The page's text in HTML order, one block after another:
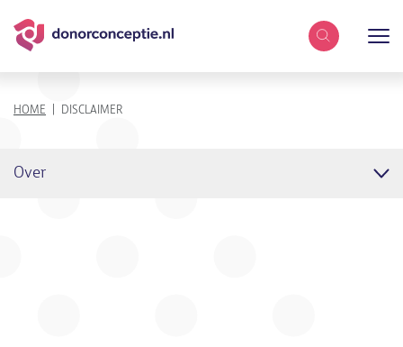
Zoekterm
KRUIMELPAD
HOME DISCLAIMER
Over